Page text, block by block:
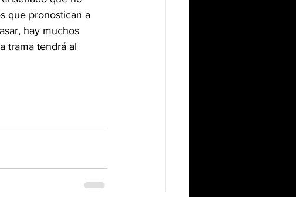
que pronostican a
hay muchos
trama tendrá al